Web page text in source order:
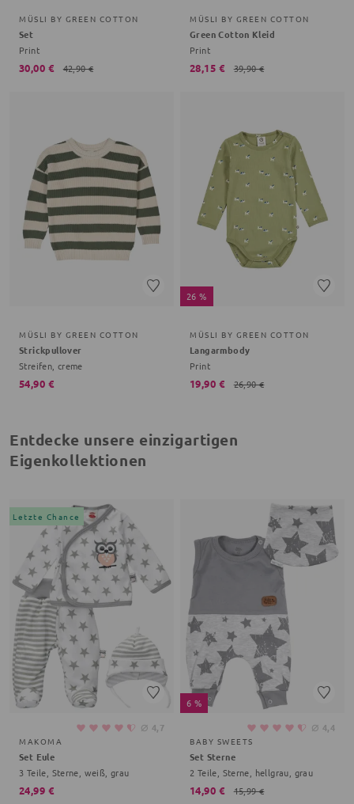
MÜSLI BY GREEN COTTON
Set
Print
30,00 € 42,90 €
MÜSLI BY GREEN COTTON
Green Cotton Kleid
Print
28,15 € 39,90 €
MÜSLI BY GREEN COTTON
Strickpullover
Streifen, creme
54,90 €
26 %
MÜSLI BY GREEN COTTON
Langarmbody
Print
19,90 € 26,90 €
Entdecke unsere einzigartigen
Eigenkollektionen
Letzte Chance
⌀ 4,7
MAKOMA
Set Eule
3 Teile, Sterne, weiß, grau
24,99 €
6 %
⌀ 4,4
BABY SWEETS
Set Sterne
2 Teile, Sterne, hellgrau, grau
14,90 € 15,99 €